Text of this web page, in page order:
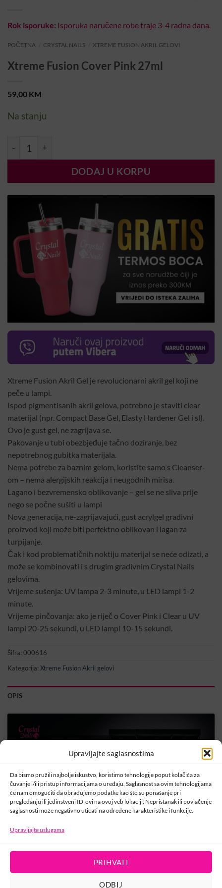
Upravljajte saglasnostima
Da bismo pružili najbolje iskustvo, koristimo tehnologije poput kolačića za
čuvanje i/ili pristup informacijama o uređaju. Saglasnost sa ovim tehnologijama
će nam omogućiti da obrađujemo podatke kao što su ponašanje pri
pregledanju ili jedinstveni ID-ovi na ovoj veb lokaciji. Nepristanak ili povlačenje
saglasnosti može negativno uticati na određene karakteristike i funkcije.
Upravljajte uslugama
PRIHVATI
ODBIJ
Rok isporuke: Isporuka naručene robe traje 3-4 radna dana.
POČETNA CRYSTAL NAILS XTREME FUSION AKRIL GELOVI
Xtreme Fusion Cover Pink 27ml
59,00 KM
Na stanju
Xtreme Fusion Cover Pink 27ml količina
DODAJ U KORPU
Xtreme Fusion Akril Gel je revolucionarni akril gel koji ne
peče u lampi.
Ispod pigmentisanih akril gelova, potrebno je staviti clear
materijal (npr. Compact Base Gel, Elasty Hardener Gel i sl).
Ovo je gust gel, ne zagrijava se.
Pakovanje u tubi obezbjeđuje tačno doziranje, bez
nepotrebnog gubitka materijala.
Nema potrebe za baznim gelom, koristite samo s Cleanser-
om – nema alergijskih reakcija i neugodnih mirisa.
Lagano i bezvremensko oblikovanje – gel se ne sliva prije
nego se počne sušiti u lampi
Nova generacija, ne-zagrijavajući, gust acrylgel gradivni
proizvod koji može biti perfektno oblikovan i lagan za
turpijanje.
Čak i kod problematičnih noktiju materijal se neće odizati, a
može se kombinovati i s drugim gradivnim Crystal Nails
gelovima.
Vrijeme sušenja: UV lampa 2-3 minute, u LED lampi 1-2
minute.
Vrijeme pinčovanja: ako je riječ o Cover Pink i Clear u UV
lampi 20-25 sekundi, u LED lampi 10-15 sekundi.
Šifra: 000616
Kategorija: Xtreme Fusion Akril gelovi
OPIS
Youtube
SLAŽEM SE
KONTAKT